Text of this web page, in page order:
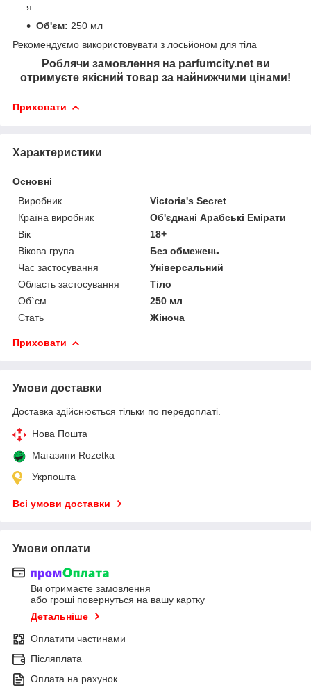
я
Об'єм: 250 мл
Рекомендуємо використовувати з лосьйоном для тіла
Роблячи замовлення на parfumcity.net ви
отримуєте якісний товар за найнижчими цінами!
Приховати
Характеристики
Основні
Виробник
Victoria's Secret
Країна виробник
Об'єднані Арабські Емірати
Вік
18+
Вікова група
Без обмежень
Час застосування
Універсальний
Область застосування
Тіло
Об`єм
250 мл
Стать
Жіноча
Приховати
Умови доставки
Доставка здійснюється тільки по передоплаті.
Нова Пошта
Магазини Rozetka
Укрпошта
Всі умови доставки
Умови оплати
Ви отримаєте замовлення
або гроші повернуться на вашу картку
Детальніше
Оплатити частинами
Післяплата
Оплата на рахунок